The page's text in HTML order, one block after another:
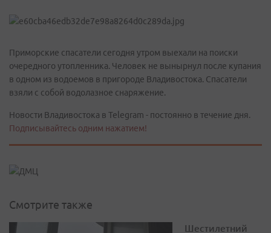
Приморские спасатели сегодня утром выехали на поиски
очередного утопленника. Человек не вынырнул после купания
в одном из водоемов в пригороде Владивостока. Спасатели
взяли с собой водолазное снаряжение.
Новости Владивостока в Telegram - постоянно в течение дня.
Подписывайтесь одним нажатием!
Смотрите также
Шестилетний